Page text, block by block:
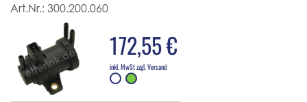
Art.Nr.: 300.200.060
172,55 €
inkl. MwSt zzgl. Versand